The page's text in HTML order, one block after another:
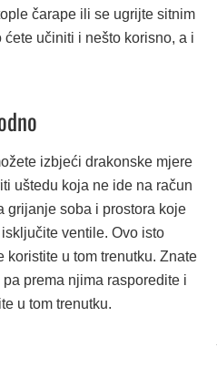
čarape ili se ugrijte sitnim
učiniti i nešto korisno, a i
izbjeći drakonske mjere
uštedu koja ne ide na račun
grijanje soba i prostora koje
ventile. Ovo isto
u tom trenutku. Znate
prema njima rasporedite i
u tom trenutku.